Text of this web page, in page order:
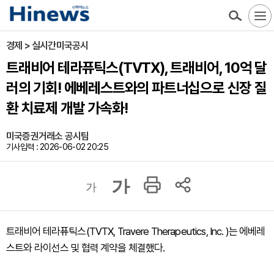
경제 > 실시간미국공시
트래비어 테라퓨틱스(TVTX), 트래비어, 10억 달
러의 기회! 에베레스트와의 파트너십으로 신장 질
환 치료제 개발 가속화!
미국증권거래소 공시팀
기사입력 : 2026-06-02 20:25
가 가
트래비어 테라퓨틱스(TVTX, Travere Therapeutics, Inc. )는 에베레
스트와 라이선스 및 협력 계약을 체결했다.